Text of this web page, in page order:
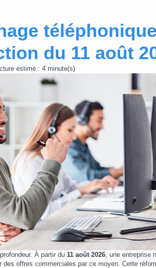
du 11 août
estimé : 4 minute(s)
À partir du 11 août 2026, une entreprise
des offres commerciales par ce moyen. Cette